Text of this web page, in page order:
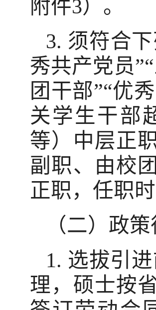
附件3）。
3. 须符合
秀共产党员
团干部”“优
关学生干部
等）中层正
副职、由校
正职，任职
（二）政
1. 选拔引
理，硕士按